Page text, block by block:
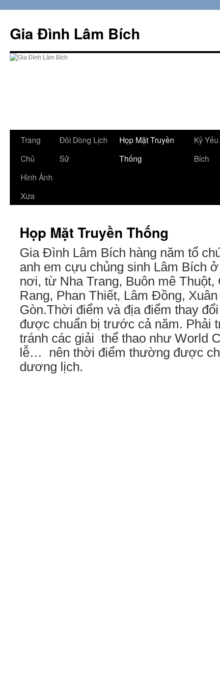
content
Gia Đình Lâm Bích
Trang
Chủ
Đôi Dòng Lịch
Sử
Họp Mặt Truyền
Thống
Kỷ
Bích
Hình Ảnh
Xưa
Họp Mặt Truyền Thống
Gia Đình Lâm Bích hàng năm tổ
anh em cựu chủng sinh Lâm Bích
nơi, từ Nha Trang, Buôn mê Thuột,
Rang, Phan Thiết, Lâm Đồng,
Gòn.Thời điểm và địa điểm thay
được chuẩn bị trước cả năm. Phải
tránh các giải thể thao như World
lễ… nên thời điểm thường được
dương lịch.